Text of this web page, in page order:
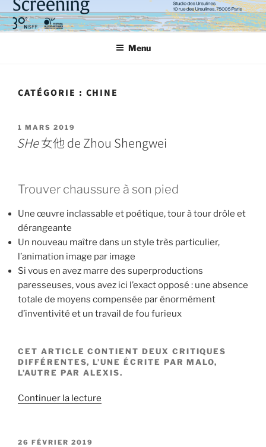
Aller
au
contenu
Menu
CATÉGORIE : CHINE
PUBLIÉ
LE
1 MARS 2019
SHe女他 de Zhou Shengwei
Trouver chaussure à son pied
Une œuvre inclassable et poétique, tour à tour drôle et
dérangeante
Un nouveau maître dans un style très particulier,
l’animation image par image
Si vous en avez marre des superproductions
paresseuses, vous avez ici l’exact opposé : une absence
totale de moyens compensée par énormément
d’inventivité et un travail de fou furieux
CET ARTICLE CONTIENT DEUX CRITIQUES
DIFFÉRENTES, L’UNE ÉCRITE PAR MALO,
L’AUTRE PAR ALEXIS.
Continuer la lecture
PUBLIÉ
26 FÉVRIER 2019